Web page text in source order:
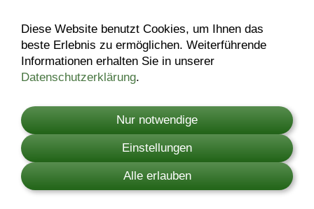
Rasenmäher
Finden Sie den perfekten
Rasenmäher für Ihren Garten
Diese Website benutzt Cookies, um Ihnen das
beste Erlebnis zu ermöglichen. Weiterführende
Informationen erhalten Sie in unserer
Datenschutzerklärung.
Nur notwendige
Einstellungen
Alle erlauben